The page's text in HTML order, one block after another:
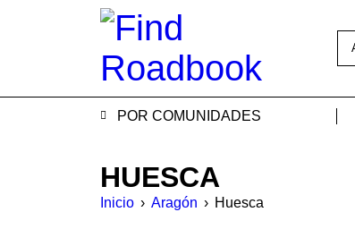
POR COMUNIDADES
HUESCA
Inicio › Aragón › Huesca